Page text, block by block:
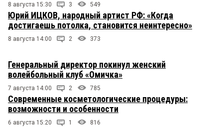
8 августа 15:30 3 549
Юрий ИЦКОВ, народный артист РФ: «Когда
достигаешь потолка, становится неинтересно»
8 августа 14:00 2 373
Генеральный директор покинул женский
волейбольный клуб «Омичка»
7 августа 14:00 2 785
Современные косметологические процедуры:
возможности и особенности
6 августа 15:20 1 816